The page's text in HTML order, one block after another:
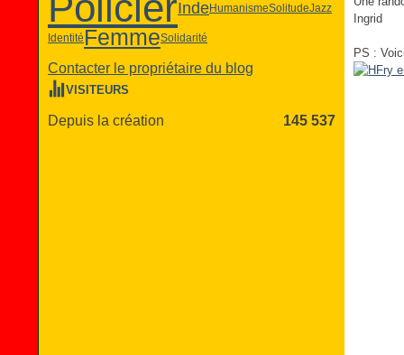
IndeHumanismeSolitudeJazz
Identité FemmeSolidarité
Contacter le propriétaire du blog
VISITEURS
Depuis la création 145 537
Ingrid
PS :